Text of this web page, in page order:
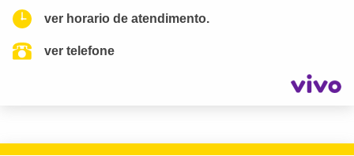
ver horario de atendimento.
ver telefone